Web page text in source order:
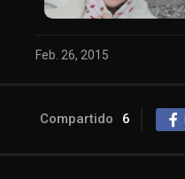
Feb. 26, 2015
Compartido 6